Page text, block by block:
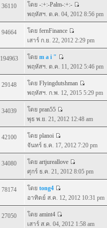
36110 โดย -:+:-Palm-:+:-
พฤหัสฯ. ต.ค. 04, 2012 8:56 pm
94664 โดย fernFinance
เสาร์ ก.ย. 22, 2012 2:29 pm
194963 โดย m a i "
พฤหัสฯ. ต.ค. 11, 2012 5:46 pm
29148 โดย Flyingdutshman
พฤหัสฯ. ก.พ. 12, 2015 5:29 pm
34039 โดย pran55
พุธ พ.ย. 21, 2012 12:48 am
42100 โดย planoi
จันทร์ ธ.ค. 17, 2012 7:20 pm
34080 โดย artjureallove
ศุกร์ ธ.ค. 21, 2012 8:05 pm
78174 โดย tong4
อาทิตย์ ส.ค. 12, 2012 10:31 pm
27050 โดย amint4
เสาร์ ส.ค. 04, 2012 1:58 am